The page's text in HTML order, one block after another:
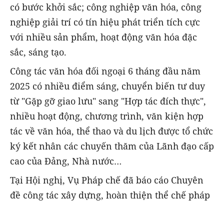
có bước khởi sắc; công nghiệp văn hóa, công
nghiệp giải trí có tín hiệu phát triển tích cực
với nhiều sản phẩm, hoạt động văn hóa đặc
sắc, sáng tạo.
Công tác văn hóa đối ngoại 6 tháng đầu năm
2025 có nhiều điểm sáng, chuyển biến tư duy
từ "Gặp gỡ giao lưu" sang "Hợp tác đích thực",
nhiều hoạt động, chương trình, văn kiện hợp
tác về văn hóa, thể thao và du lịch được tổ chức
ký kết nhân các chuyến thăm của Lãnh đạo cấp
cao của Đảng, Nhà nước…
Tại Hội nghị, Vụ Pháp chế đã báo cáo Chuyên
đề công tác xây dựng, hoàn thiện thể chế pháp